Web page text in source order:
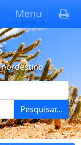
Menu
nordestino
Pesquisar...